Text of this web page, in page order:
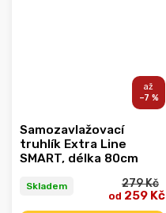
–7 %
Samozavlažovací
truhlík Extra Line
SMART, délka 80cm
Skladem 279 Kč
od 259 Kč